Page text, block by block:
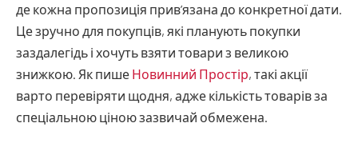
де кожна пропозиція прив’язана до конкретної дати.
Це зручно для покупців, які планують покупки
заздалегідь і хочуть взяти товари з великою
знижкою. Як пише Новинний Простір, такі акції
варто перевіряти щодня, адже кількість товарів за
спеціальною ціною зазвичай обмежена.